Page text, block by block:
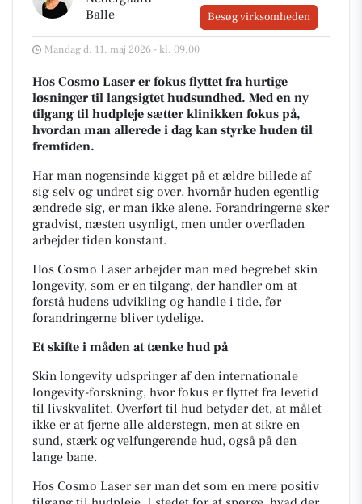
Balle
Besøg virksomheden
Mandag d. 11. maj 2026 - kl. 09:00
Hos Cosmo Laser er fokus flyttet fra hurtige
løsninger til langsigtet hudsundhed. Med en ny
tilgang til hudpleje sætter klinikken fokus på,
hvordan man allerede i dag kan styrke huden til
fremtiden.
Har man nogensinde kigget på et ældre billede af
sig selv og undret sig over, hvornår huden egentlig
ændrede sig, er man ikke alene. Forandringerne sker
gradvist, næsten usynligt, men under overfladen
arbejder tiden konstant.
Hos Cosmo Laser arbejder man med begrebet skin
longevity, som er en tilgang, der handler om at
forstå hudens udvikling og handle i tide, før
forandringerne bliver tydelige.
Et skifte i måden at tænke hud på
Skin longevity udspringer af den internationale
longevity-forskning, hvor fokus er flyttet fra levetid
til livskvalitet. Overført til hud betyder det, at målet
ikke er at fjerne alle alderstegn, men at sikre en
sund, stærk og velfungerende hud, også på den
lange bane.
Hos Cosmo Laser ser man det som en mere positiv